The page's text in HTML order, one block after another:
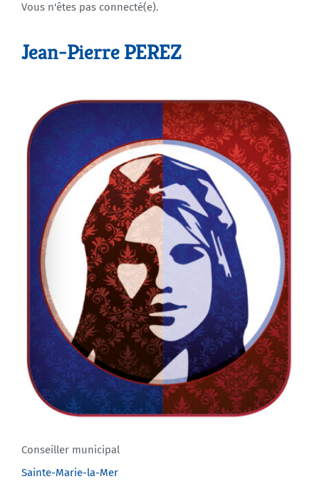
Agenda
Vous n'êtes pas connecté(e).
Jean-Pierre PEREZ
Conseiller municipal
Sainte-Marie-la-Mer